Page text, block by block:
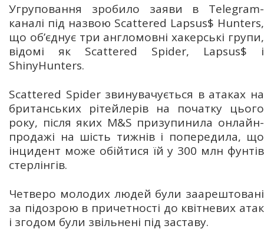
Угруповання зробило заяви в Telegram-
каналі під назвою Scattered Lapsus$ Hunters,
що об’єднує три англомовні хакерські групи,
відомі як Scattered Spider, Lapsus$ і
ShinyHunters.
Scattered Spider звинувачується в атаках на
британських рітейлерів на початку цього
року, після яких M&S призупинила онлайн-
продажі на шість тижнів і попередила, що
інцидент може обійтися їй у 300 млн фунтів
стерлінгів.
Четверо молодих людей були заарештовані
за підозрою в причетності до квітневих атак
і згодом були звільнені під заставу.